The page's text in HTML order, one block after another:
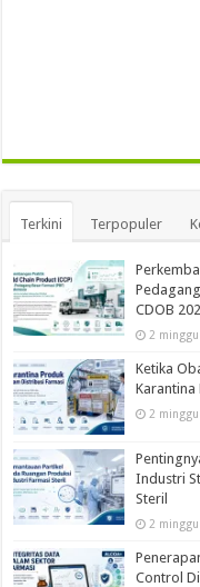
Terkini Terpopuler
CDOB
2
Ketika
Karantina
2
Industri
Steril
2
Control